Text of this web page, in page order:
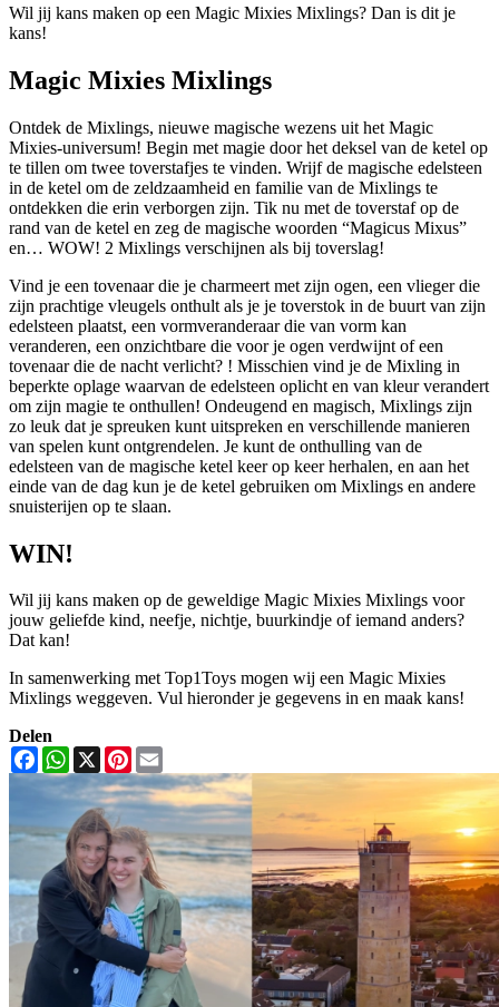
Wil jij kans maken op een Magic Mixies Mixlings? Dan is dit je
kans!
Magic Mixies Mixlings
Ontdek de Mixlings, nieuwe magische wezens uit het Magic
Mixies-universum! Begin met magie door het deksel van de ketel op
te tillen om twee toverstafjes te vinden. Wrijf de magische edelsteen
in de ketel om de zeldzaamheid en familie van de Mixlings te
ontdekken die erin verborgen zijn. Tik nu met de toverstaf op de
rand van de ketel en zeg de magische woorden “Magicus Mixus”
en… WOW! 2 Mixlings verschijnen als bij toverslag!
Vind je een tovenaar die je charmeert met zijn ogen, een vlieger die
zijn prachtige vleugels onthult als je je toverstok in de buurt van zijn
edelsteen plaatst, een vormveranderaar die van vorm kan
veranderen, een onzichtbare die voor je ogen verdwijnt of een
tovenaar die de nacht verlicht? ! Misschien vind je de Mixling in
beperkte oplage waarvan de edelsteen oplicht en van kleur verandert
om zijn magie te onthullen! Ondeugend en magisch, Mixlings zijn
zo leuk dat je spreuken kunt uitspreken en verschillende manieren
van spelen kunt ontgrendelen. Je kunt de onthulling van de
edelsteen van de magische ketel keer op keer herhalen, en aan het
einde van de dag kun je de ketel gebruiken om Mixlings en andere
snuisterijen op te slaan.
WIN!
Wil jij kans maken op de geweldige Magic Mixies Mixlings voor
jouw geliefde kind, neefje, nichtje, buurkindje of iemand anders?
Dat kan!
In samenwerking met Top1Toys mogen wij een Magic Mixies
Mixlings weggeven. Vul hieronder je gegevens in en maak kans!
Delen
FacebookWhatsApp
X Pinterest